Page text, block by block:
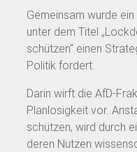
Gemeinsam wurde
unter dem Titel
schützen“ einen
Politik fordert.
Darin wirft die AfD-
Planlosigkeit vor.
schützen, wird durch
deren Nutzen